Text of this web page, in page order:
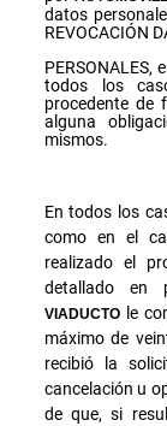
datos
REVOCACIÓN
todos los
procedente de
alguna
mismos.
En todos los
como en el
realizado el
detallado en
VIADUCTO le
máximo de
recibió la
cancelación u
de que, si